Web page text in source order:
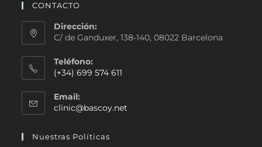
CONTACTO
Dirección:
C/ de Ganduxer, 138-140, 08022 Barcelona
Teléfono:
(+34) 699 574 611
Email:
clinic@bascoy.net
Nuestras Políticas